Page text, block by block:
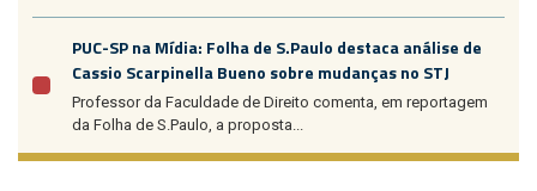
PUC-SP na Mídia: Folha de S.Paulo destaca análise de
Cassio Scarpinella Bueno sobre mudanças no STJ
Professor da Faculdade de Direito comenta, em reportagem
da Folha de S.Paulo, a proposta...